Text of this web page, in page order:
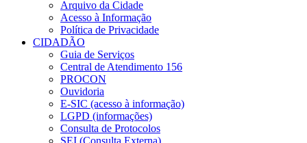
Arquivo da Cidade
Acesso à Informação
Política de Privacidade
CIDADÃO
Guia de Serviços
Central de Atendimento 156
PROCON
Ouvidoria
E-SIC (acesso à informação)
LGPD (informações)
Consulta de Protocolos